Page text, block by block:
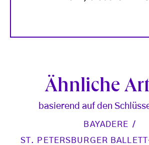
Ähnliche
basierend auf den
BAYADERE
ST. PETERSBURGER